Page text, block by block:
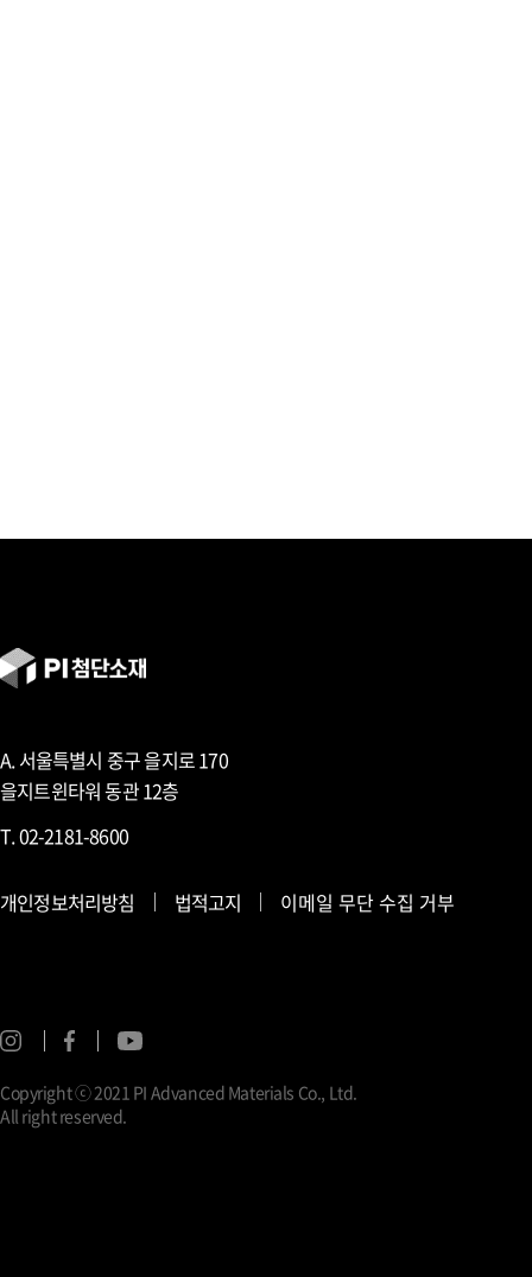
A. 서울특별시 중구 을지로 170
을지트윈타워 동관 12층
T. 02-2181-8600
개인정보처리방침 법적고지 이메일 무단 수집 거부
Copyright ⓒ 2021 PI Advanced Materials Co., Ltd.
All right reserved.